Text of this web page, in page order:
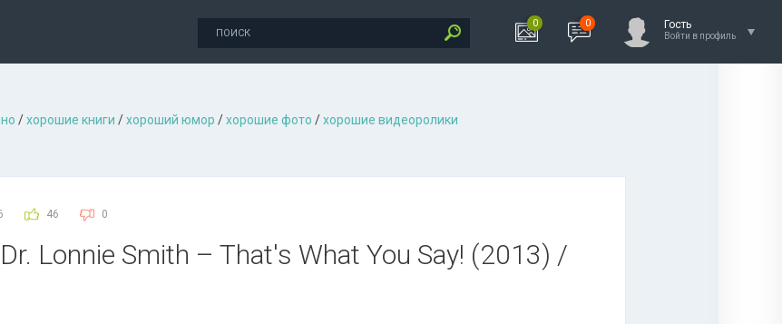
0 0 Гость
Войти в профиль
/хорошие книги /хороший юмор /хорошие фото /хорошие видеоролики
46 0
Lonnie Smith – That's What You Say! (2013) /